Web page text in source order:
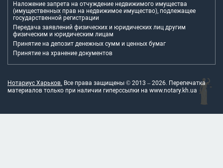
Наложение запрета на отчуждение недвижимого имущества
(имущественных прав на недвижимое имущество), подлежащее
государственной регистрации
Передача заявлений физических и юридических лиц другим
физическим и юридическим лицам
Принятие на депозит денежных сумм и ценных бумаг
Принятие на хранение документов
Нотариус Харьков. Все права защищены © 2013 – 2026. Перепечатка
материалов только при наличии гиперссылки на www.notary.kh.ua